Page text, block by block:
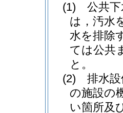
(1)
公共
は，汚水
水を排除
ては公共
と。
(2)
排水
の施設の
い箇所及